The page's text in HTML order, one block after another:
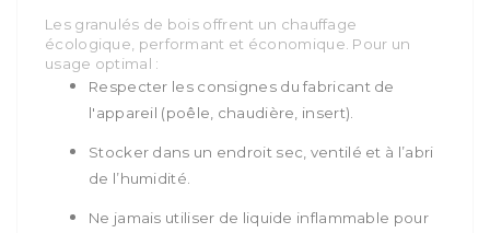
Les granulés de bois offrent un chauffage
écologique, performant et économique. Pour un
usage optimal :
Respecter les consignes du fabricant de
l'appareil (poêle, chaudière, insert).
Stocker dans un endroit sec, ventilé et à l’abri
de l’humidité.
Ne jamais utiliser de liquide inflammable pour